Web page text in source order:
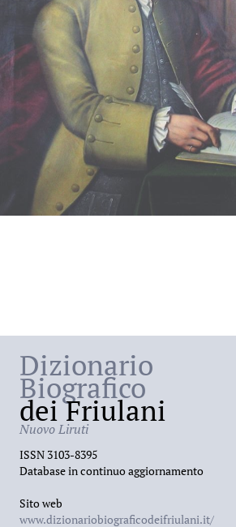
Dizionario
Biografico
dei Friulani
Nuovo Liruti
ISSN 3103-8395
Database in continuo aggiornamento
Sito web
www.dizionariobiograficodeifriulani.it/